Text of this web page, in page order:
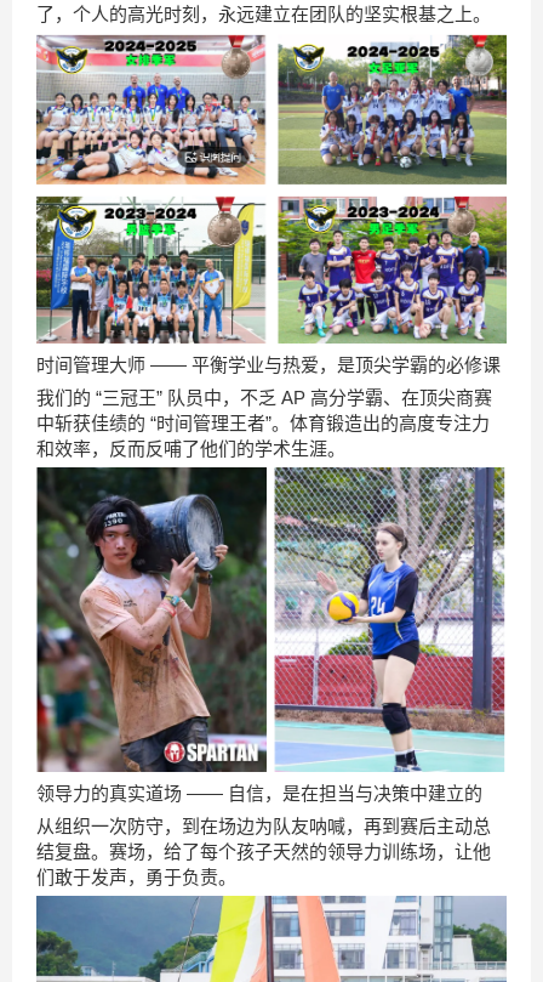
了，个人的高光时刻，永远建立在团队的坚实根基之上。
时间管理大师 —— 平衡学业与热爱，是顶尖学霸的必修课
我们的 “三冠王” 队员中，不乏 AP 高分学霸、在顶尖商赛
中斩获佳绩的 “时间管理王者”。体育锻造出的高度专注力
和效率，反而反哺了他们的学术生涯。
领导力的真实道场 —— 自信，是在担当与决策中建立的
从组织一次防守，到在场边为队友呐喊，再到赛后主动总
结复盘。赛场，给了每个孩子天然的领导力训练场，让他
们敢于发声，勇于负责。